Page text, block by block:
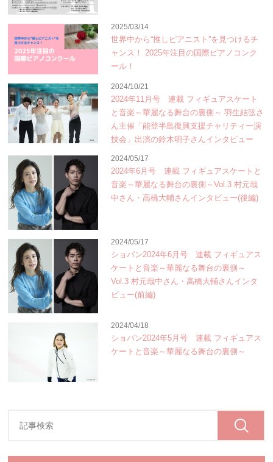
2025/03/14
世界中から“推しピアニスト”を見つけるチ
ャンス！ 2025年注目の国際ピアノコンク
ール！
2024/10/21
2024年11月号 連載 フィギュアスケート
と音楽～華麗なる舞台の裏側～ 羽生結弦さ
ん主催「能登半島復興支援チャリティー演
技会」出演の鈴木明子さんインタビュー
2024/05/17
2024年6月号 連載 フィギュアスケートと
音楽～華麗なる舞台の裏側～Vol.3 村元哉
中さん・高橋大輔さんインタビュー(後編)
2024/05/17
ショパン2024年6月号 連載 フィギュアス
ケートと音楽～華麗なる舞台の裏側～
Vol.3 村元哉中さん・高橋大輔さんインタ
ビュー(前編)
2024/04/18
ショパン2024年5月号 連載 フィギュアス
ケートと音楽～華麗なる舞台の裏側～